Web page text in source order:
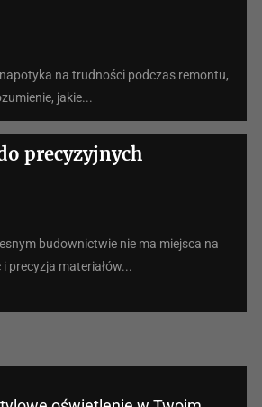
na trudności podczas remontu,
jakie...
precyzyjnych
budownictwie nie ma miejsca na
precyzja materiałów...